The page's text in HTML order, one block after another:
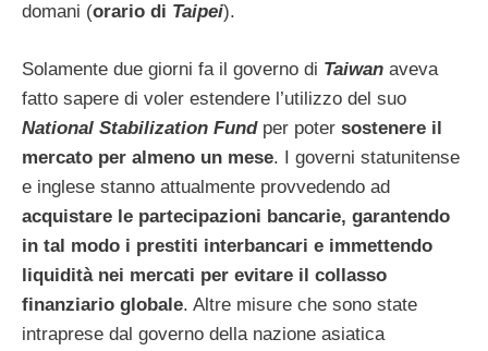
domani (orario di Taipei).
Solamente due giorni fa il governo di Taiwan aveva
fatto sapere di voler estendere l’utilizzo del suo
National Stabilization Fundper poter sostenere il
mercato per almeno un mese. I governi statunitense
e inglese stanno attualmente provvedendo ad
acquistare le partecipazioni bancarie, garantendo
in tal modo i prestiti interbancari e immettendo
liquidità nei mercati per evitare il collasso
finanziario globale. Altre misure che sono state
intraprese dal governo della nazione asiatica